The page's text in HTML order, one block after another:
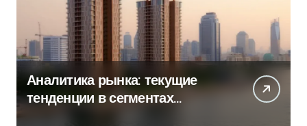
Аналитика рынка: текущие
тенденции в сегментах